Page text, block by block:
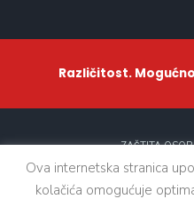
Različitost.
ZAŠTITA
Ova internetska stranica
kolačića omogućuje